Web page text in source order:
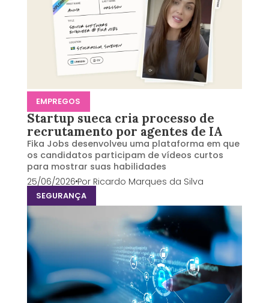
EMPREGOS
Startup sueca cria processo de
recrutamento por agentes de IA
Fika Jobs desenvolveu uma plataforma em que
os candidatos participam de vídeos curtos
para mostrar suas habilidades
25/06/2026Por Ricardo Marques da Silva
SEGURANÇA